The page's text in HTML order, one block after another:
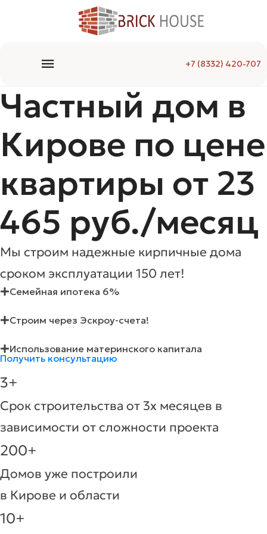
+7 (8332) 420-707
Частный дом в
Кирове по цене
квартиры от 23
465 руб./месяц
Мы строим надежные кирпичные дома
сроком эксплуатации 150 лет!
Семейная ипотека 6%
Строим через Эскроу-счета!
Использование материнского капитала
Получить консультацию
3+
Срок строительства от 3х месяцев в
зависимости от сложности проекта
200+
Домов уже построили
в Кирове и области
10+